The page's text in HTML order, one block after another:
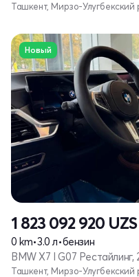
Ташкент, Мирзо-Улугбекский
Новый
1 823 092 920 UZS
0 km•3.0 л•бензин
BMW X7 I G07 Рестайлинг,
Ташкент, Мирзо-Улугбекский